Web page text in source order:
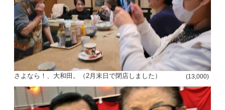
さよなら！、大和田。（2月末日で閉店しました） (13,000)